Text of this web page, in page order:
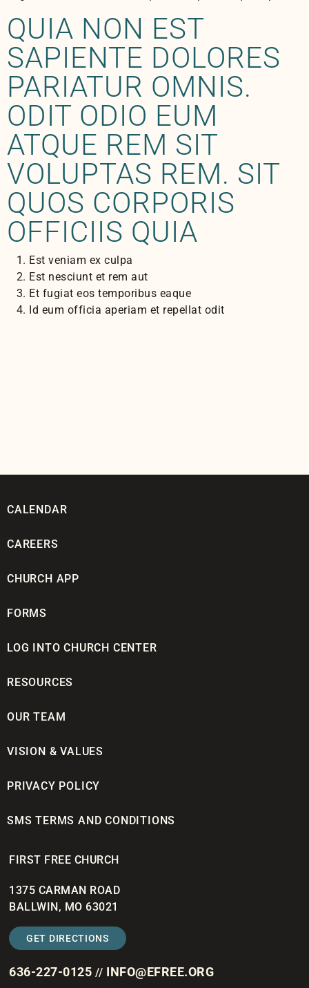
QUIA NON EST
SAPIENTE DOLORES
PARIATUR OMNIS.
ODIT ODIO EUM
ATQUE REM SIT
VOLUPTAS REM. SIT
QUOS CORPORIS
OFFICIIS QUIA
Est veniam ex culpa
Est nesciunt et rem aut
Et fugiat eos temporibus eaque
Id eum officia aperiam et repellat odit
CALENDAR
CAREERS
CHURCH APP
FORMS
LOG INTO CHURCH CENTER
RESOURCES
OUR TEAM
VISION & VALUES
PRIVACY POLICY
SMS TERMS AND CONDITIONS
FIRST FREE CHURCH
1375 CARMAN ROAD
BALLWIN, MO 63021
GET DIRECTIONS
636-227-0125 // INFO@EFREE.ORG